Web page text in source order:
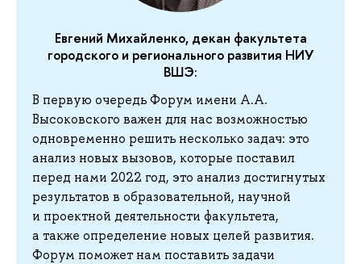
Евгений Михайленко, декан факультета
городского и регионального развития НИУ
ВШЭ:
В первую очередь Форум имени А.А.
Высоковского важен для нас возможностью
одновременно решить несколько задач: это
анализ новых вызовов, которые поставил
перед нами 2022 год, это анализ достигнутых
результатов в образовательной, научной
и проектной деятельности факультета,
а также определение новых целей развития.
Форум поможет нам поставить задачи